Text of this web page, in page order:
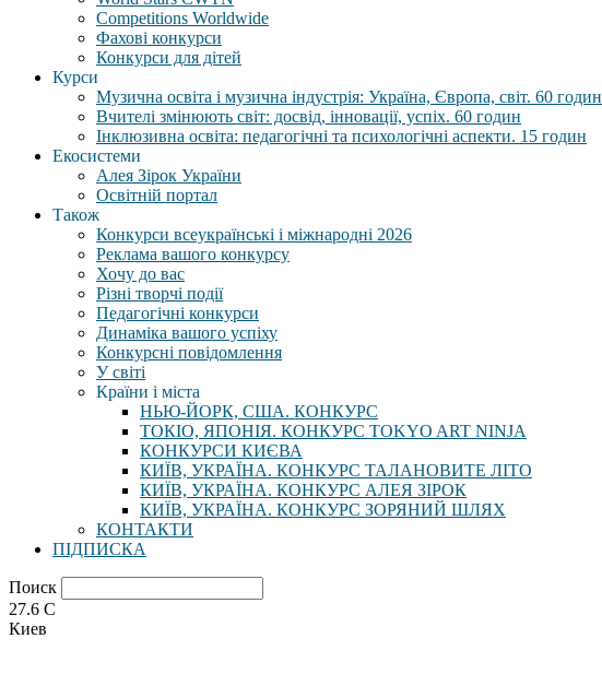
Competitions Worldwide
Фахові конкурси
Конкурси для дітей
Курси
Музична освіта і музична індустрія: Україна, Європа, світ. 60 годин
Вчителі змінюють світ: досвід, інновації, успіх. 60 годин
Інклюзивна освіта: педагогічні та психологічні аспекти. 15 годин
Екосистеми
Алея Зірок України
Освітній портал
Також
Конкурси всеукраїнські і міжнародні 2026
Реклама вашого конкурсу
Хочу до вас
Різні творчі події
Педагогічні конкурси
Динаміка вашого успіху
Конкурсні повідомлення
У світі
Країни і міста
НЬЮ-ЙОРК, США. КОНКУРС
ТОКІО, ЯПОНІЯ. КОНКУРС TOKYO ART NINJA
КОНКУРСИ КИЄВА
КИЇВ, УКРАЇНА. КОНКУРС ТАЛАНОВИТЕ ЛІТО
КИЇВ, УКРАЇНА. КОНКУРС АЛЕЯ ЗІРОК
КИЇВ, УКРАЇНА. КОНКУРС ЗОРЯНИЙ ШЛЯХ
КОНТАКТИ
ПІДПИСКА
Поиск
27.6 C
Киев